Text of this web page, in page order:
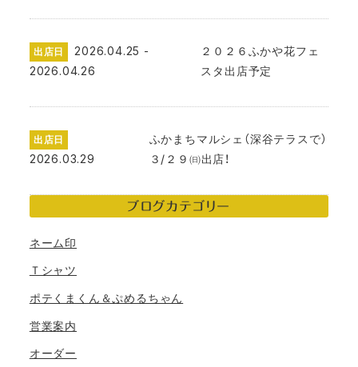
出店日
2026.04.25 -
2026.04.26
２０２６ふかや花フェ
スタ出店予定
出店日
2026.03.29
ふかまちマルシェ（深谷テラスで）
３/２９㈰出店！
ブログカテゴリー
ネーム印
Ｔシャツ
ポテくまくん＆ぷめるちゃん
営業案内
オーダー